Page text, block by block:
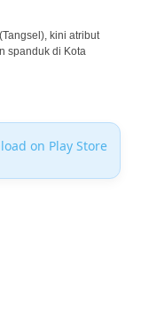
kini atribut
spanduk di Kota